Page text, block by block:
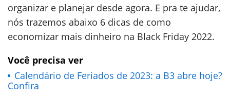
organizar e planejar desde agora. E pra te ajudar,
nós trazemos abaixo 6 dicas de como
economizar mais dinheiro na Black Friday 2022.
Você precisa ver
Calendário de Feriados de 2023: a B3 abre hoje?
Confira